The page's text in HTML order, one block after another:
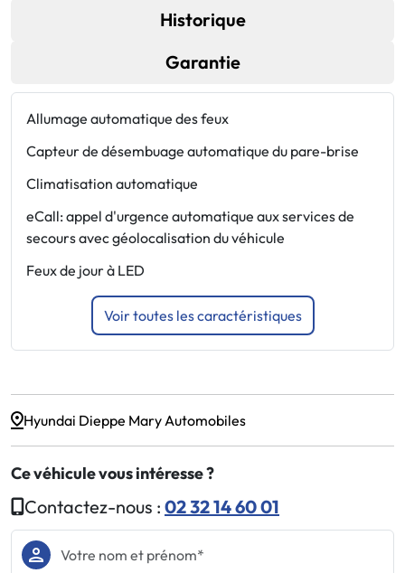
Historique
Garantie
Allumage automatique des feux
Capteur de désembuage automatique du pare-brise
Climatisation automatique
eCall: appel d'urgence automatique aux services de
secours avec géolocalisation du véhicule
Feux de jour à LED
Voir toutes les caractéristiques
Hyundai Dieppe Mary Automobiles
Ce véhicule vous intéresse ?
Contactez-nous : 02 32 14 60 01